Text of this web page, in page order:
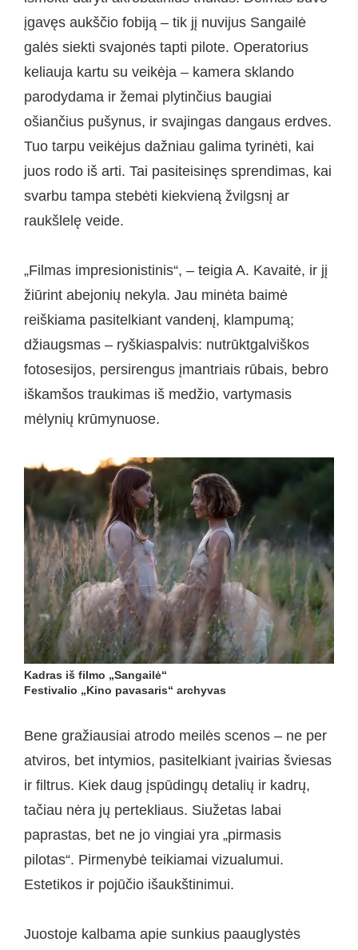
įgavęs aukščio fobiją – tik jį nuvijus Sangailė
galės siekti svajonės tapti pilote. Operatorius
keliauja kartu su veikėja – kamera sklando
parodydama ir žemai plytinčius baugiai
ošiančius pušynus, ir svajingas dangaus erdves.
Tuo tarpu veikėjus dažniau galima tyrinėti, kai
juos rodo iš arti. Tai pasiteisinęs sprendimas, kai
svarbu tampa stebėti kiekvieną žvilgsnį ar
raukšlelę veide.
„Filmas impresionistinis“, – teigia A. Kavaitė, ir jį
žiūrint abejonių nekyla. Jau minėta baimė
reiškiama pasitelkiant vandenį, klampumą;
džiaugsmas – ryškiaspalvis: nutrūktgalviškos
fotosesijos, persirengus įmantriais rūbais, bebro
iškamšos traukimas iš medžio, vartymasis
mėlynių krūmynuose.
Kadras iš filmo „Sangailė“
Festivalio „Kino pavasaris“ archyvas
Bene gražiausiai atrodo meilės scenos – ne per
atviros, bet intymios, pasitelkiant įvairias šviesas
ir filtrus. Kiek daug įspūdingų detalių ir kadrų,
tačiau nėra jų pertekliaus. Siužetas labai
paprastas, bet ne jo vingiai yra „pirmasis
pilotas“. Pirmenybė teikiamai vizualumui.
Estetikos ir pojūčio išaukštinimui.
Juostoje kalbama apie sunkius paauglystės